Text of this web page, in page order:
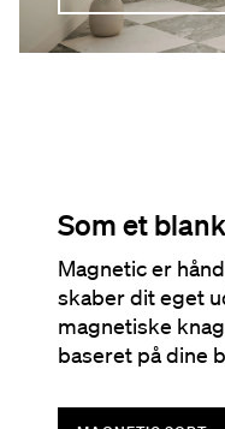
Som et
Magnetic er
skaber dit eget
magnetiske
baseret på dine